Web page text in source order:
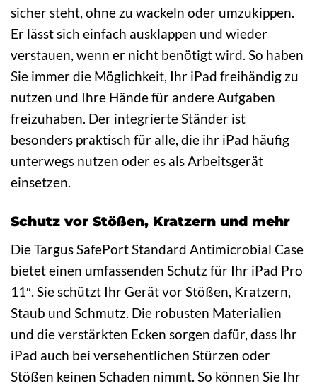
sicher steht, ohne zu wackeln oder umzukippen.
Er lässt sich einfach ausklappen und wieder
verstauen, wenn er nicht benötigt wird. So haben
Sie immer die Möglichkeit, Ihr iPad freihändig zu
nutzen und Ihre Hände für andere Aufgaben
freizuhaben. Der integrierte Ständer ist
besonders praktisch für alle, die ihr iPad häufig
unterwegs nutzen oder es als Arbeitsgerät
einsetzen.
Schutz vor Stößen, Kratzern und mehr
Die Targus SafePort Standard Antimicrobial Case
bietet einen umfassenden Schutz für Ihr iPad Pro
11″. Sie schützt Ihr Gerät vor Stößen, Kratzern,
Staub und Schmutz. Die robusten Materialien
und die verstärkten Ecken sorgen dafür, dass Ihr
iPad auch bei versehentlichen Stürzen oder
Stößen keinen Schaden nimmt. So können Sie Ihr